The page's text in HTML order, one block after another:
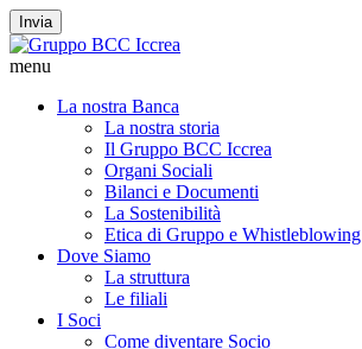
Invia
menu
La nostra Banca
La nostra storia
Il Gruppo BCC Iccrea
Organi Sociali
Bilanci e Documenti
La Sostenibilità
Etica di Gruppo e Whistleblowing
Dove Siamo
La struttura
Le filiali
I Soci
Come diventare Socio